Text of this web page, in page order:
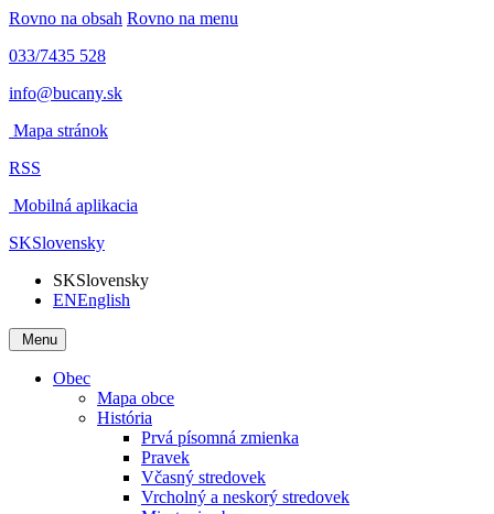
Rovno na obsah Rovno na menu
033/7435 528
info@bucany.sk
Mapa stránok
RSS
Mobilná aplikacia
SKSlovensky
SKSlovensky
ENEnglish
Menu
Obec
Mapa obce
História
Prvá písomná zmienka
Pravek
Včasný stredovek
Vrcholný a neskorý stredovek